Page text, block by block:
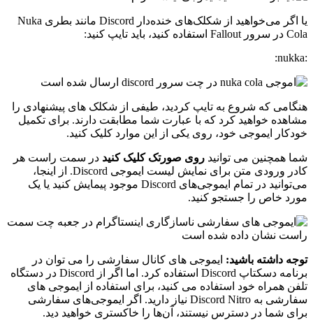
یا اگر می‌خواهید از شکلک‌های خنده‌دار Discord مانند بطری Nuka
Cola در سرور Fallout استفاده کنید، باید تایپ کنید:
:nukka:
هنگامی که شروع به تایپ کردید، طیفی از شکلک های پیشنهادی را
مشاهده خواهید کرد که با عبارت شما مطابقت دارند. برای تکمیل
خودکار ایموجی خود، روی یکی از این موارد کلیک کنید.
شما همچنین می توانید روی صورتک کلیک کنید در سمت راست هر
کادر ورودی متن برای نمایش لیست ایموجی Discord. از اینجا،
می‌توانید در تمام ایموجی‌های Discord موجود پیمایش کنید یا یک
مورد خاص را جستجو کنید.
توجه داشته باشید: ایموجی های کانال سفارشی را می توان در
برنامه دسکتاپ Discord استفاده کرد. اما اگر از Discord در دستگاه
تلفن همراه خود استفاده می کنید، برای استفاده از ایموجی های
سفارشی به Discord Nitro نیاز دارید. اگر ایموجی‌های سفارشی
برای شما در دسترس نیستند، آن‌ها را خاکستری خواهید دید.